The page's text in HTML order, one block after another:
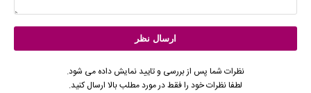
نظرات شما پس از بررسی و تایید نمایش داده می شود.
لطفا نظرات خود را فقط در مورد مطلب بالا ارسال کنید.